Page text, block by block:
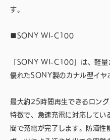
す。
■SONY WI-C100
「SONY WI-C100」は、軽量
優れたSONY製のカナル型イヤ
最大約25時間再生できるロン
特徴で、急速充電に対応してい
間で充電が完了します。防滴性